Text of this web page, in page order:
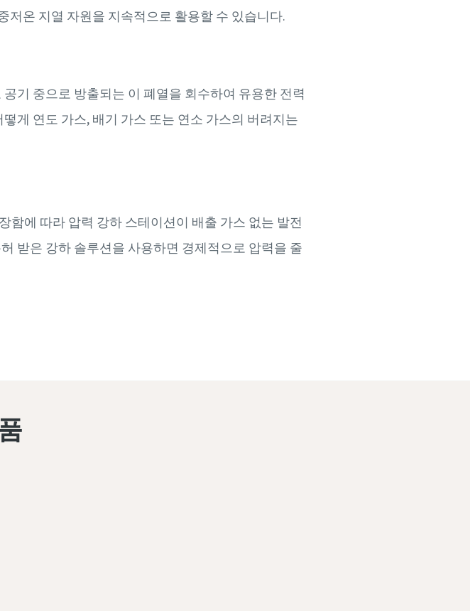
저온 지열 자원을 지속적으로 활용할 수 있습니다.
기 중으로 방출되는 이 폐열을 회수하여 유용한 전력
게 연도 가스, 배기 가스 또는 연소 가스의 버려지는
함에 따라 압력 강하 스테이션이 배출 가스 없는 발전
받은 강하 솔루션을 사용하면 경제적으로 압력을 줄